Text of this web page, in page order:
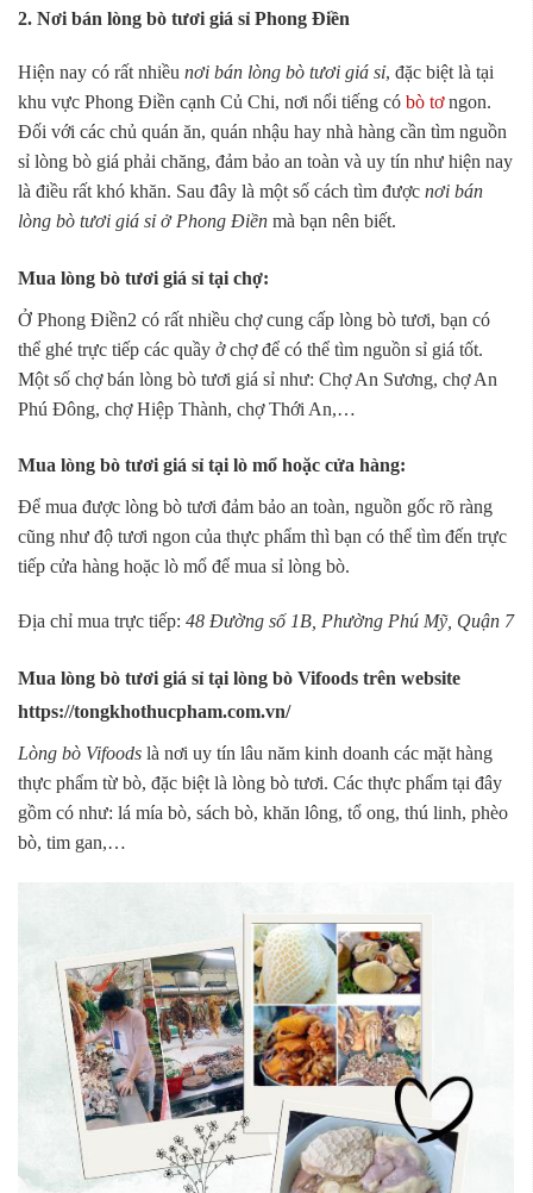
2. Nơi bán lòng bò tươi giá sỉ Phong Điền
Hiện nay có rất nhiều nơi bán lòng bò tươi giá sỉ, đặc biệt là tại
khu vực Phong Điền cạnh Củ Chi, nơi nổi tiếng có bò tơngon.
Đối với các chủ quán ăn, quán nhậu hay nhà hàng cần tìm nguồn
sỉ lòng bò giá phải chăng, đảm bảo an toàn và uy tín như hiện nay
là điều rất khó khăn. Sau đây là một số cách tìm được nơi bán
lòng bò tươi giá sỉ ở Phong Điền mà bạn nên biết.
Mua lòng bò tươi giá sỉ tại chợ:
Ở Phong Điền2 có rất nhiều chợ cung cấp lòng bò tươi, bạn có
thể ghé trực tiếp các quầy ở chợ để có thể tìm nguồn sỉ giá tốt.
Một số chợ bán lòng bò tươi giá sỉ như: Chợ An Sương, chợ An
Phú Đông, chợ Hiệp Thành, chợ Thới An,…
Mua lòng bò tươi giá sỉ tại lò mổ hoặc cửa hàng:
Để mua được lòng bò tươi đảm bảo an toàn, nguồn gốc rõ ràng
cũng như độ tươi ngon của thực phẩm thì bạn có thể tìm đến trực
tiếp cửa hàng hoặc lò mổ để mua sỉ lòng bò.
Địa chỉ mua trực tiếp: 48 Đường số 1B, Phường Phú Mỹ, Quận 7
Mua lòng bò tươi giá sỉ tại lòng bò Vifoods trên website
https://tongkhothucpham.com.vn/
Lòng bò Vifoods là nơi uy tín lâu năm kinh doanh các mặt hàng
thực phẩm từ bò, đặc biệt là lòng bò tươi. Các thực phẩm tại đây
gồm có như: lá mía bò, sách bò, khăn lông, tổ ong, thú linh, phèo
bò, tim gan,…